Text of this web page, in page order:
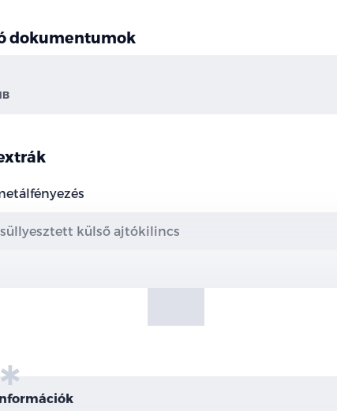
dokumentumok
süllyesztett külső ajtókilincs
és alvázvédő burkolat